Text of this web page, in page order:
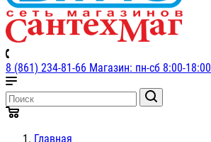
8 (861) 234-81-66 Магазин: пн-сб 8:00-18:00
Главная